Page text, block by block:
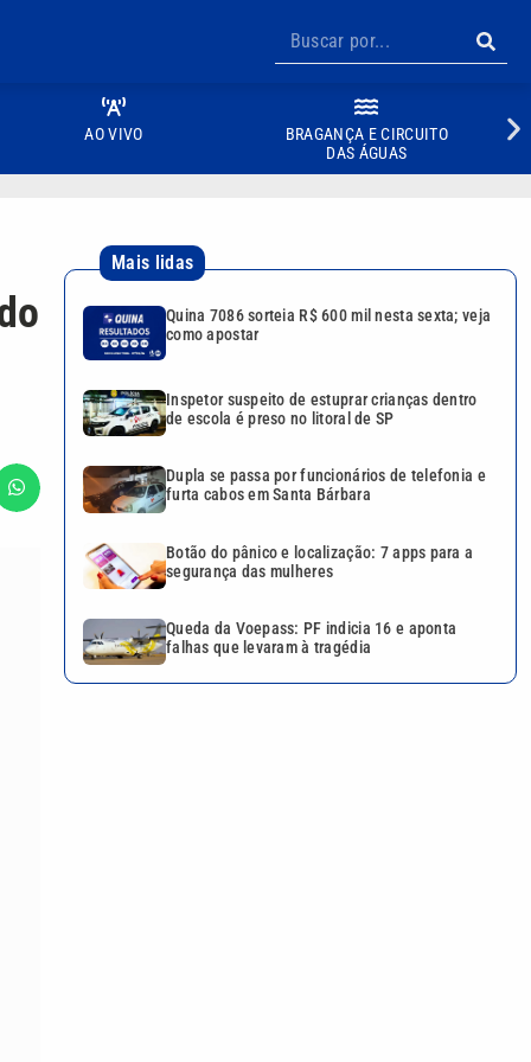
AO VIVO
BRAGANÇA E CIRCUITO
DAS ÁGUAS
Mais lidas
Quina 7086 sorteia R$ 600 mil nesta sexta; veja
como apostar
Inspetor suspeito de estuprar crianças dentro
de escola é preso no litoral de SP
Dupla se passa por funcionários de telefonia e
furta cabos em Santa Bárbara
Botão do pânico e localização: 7 apps para a
segurança das mulheres
Queda da Voepass: PF indicia 16 e aponta
falhas que levaram à tragédia